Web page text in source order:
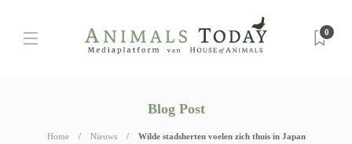
0
Blog Post
Home Nieuws Wilde stadsherten voelen zich thuis in Japan